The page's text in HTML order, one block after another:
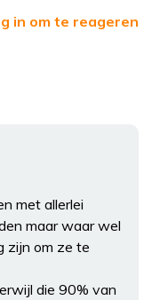
in om te reageren
met allerlei
maar waar wel
zijn om ze te
die 90% van